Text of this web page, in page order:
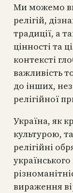
Ми можемо
релігій,
традиції, а
цінності та
контексті
важливість
до інших,
релігійної
Україна, як
культурою,
релігійні
вираження